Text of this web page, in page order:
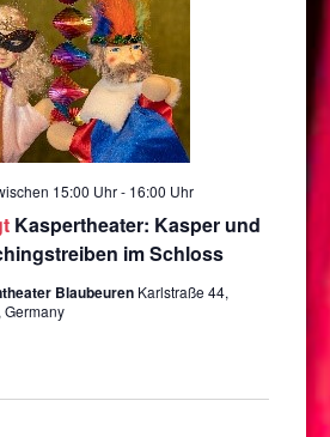
Kaspertheater: Kasper und
im Schloss
15:00 Uhr- 16:00 Uhr
Blaubeuren Karlstraße 44,
Germany